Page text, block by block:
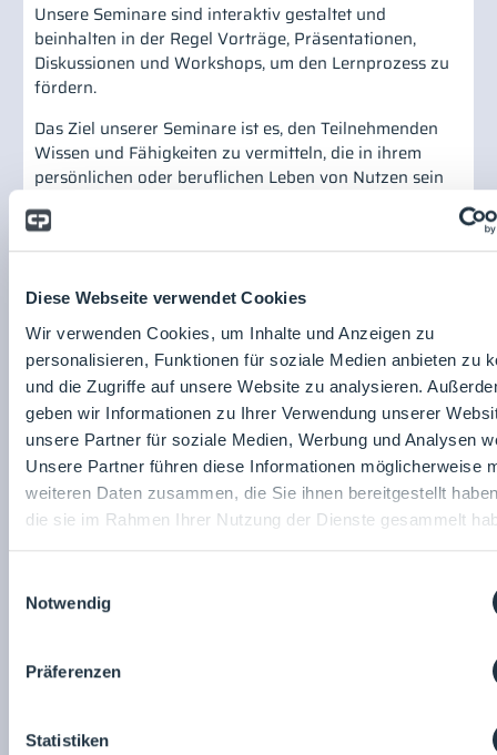
Diese Webseite verwendet Cookies
Wir verwenden Cookies, um Inhalte und Anzeigen zu
personalisieren, Funktionen für soziale Medien anbieten zu
und die Zugriffe auf unsere Website zu analysieren.
geben wir Informationen zu Ihrer Verwendung unserer
unsere Partner für soziale Medien, Werbung und Analysen
Unsere Partner führen diese Informationen möglicherweise
weiteren Daten zusammen, die Sie ihnen bereitgestellt
die sie im Rahmen Ihrer Nutzung der Dienste gesammelt
Notwendig
Präferenzen
Statistiken
Unsere Seminare sind interaktiv gestaltet und
beinhalten in der Regel Vorträge, Präsentationen,
Diskussionen und Workshops, um den Lernprozess zu
fördern.
Das Ziel unserer Seminare ist es, den Teilnehmenden
Wissen und Fähigkeiten zu vermitteln, die in ihrem
persönlichen oder beruflichen Leben von Nutzen sein
Gleichgesinnten zu vernetzen und Ideen
auszutauschen.
Wir bieten in unseren Seminaren auch Zertifizierungen
Nachweis ihrer Fähigkeiten und Kenntnisse zu geben.
Unsere Seminare sind somit nicht nur eine Gelegenheit,
um wertvolles Wissen zu erwerben, sondern auch eine
Möglichkeit, um sich beruflich weiterzuentwickeln.
Produktseite
teilen: